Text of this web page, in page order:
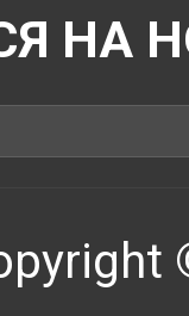
НА